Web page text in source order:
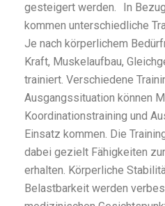
gesteigert werden. In
kommen unterschiedliche
Je nach körperlichem
Kraft, Muskelaufbau,
trainiert. Verschiedene
Ausgangssituation können
Koordinationstraining und
Einsatz kommen. Die
dabei gezielt Fähigkeiten
erhalten. Körperliche
Belastbarkeit werden